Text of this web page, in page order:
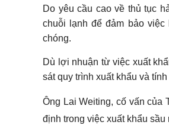
Do yêu cầu cao về thủ tục
chuỗi lạnh để đảm bảo việc
chóng.
Dù lợi nhuận từ việc xuất
sát quy trình xuất khẩu và
Ông Lai Weiting, cố vấn của
định trong việc xuất khẩu